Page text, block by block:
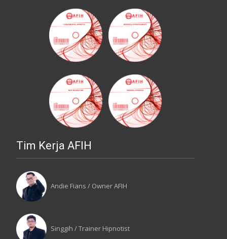
Tim Kerja AFIH
Andie Fians / Owner AFIH
Singgih / Trainer Hipnotist